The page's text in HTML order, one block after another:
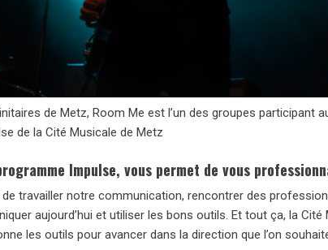
de Metz, Room Me est l’un des groupes participant
de la Cité Musicale de Metz
Impulse, vous permet de vous
travailler notre communication, rencontrer des
aujourd’hui et utiliser les bons outils. Et tout ça, la Cité
les outils pour avancer dans la direction que l’on